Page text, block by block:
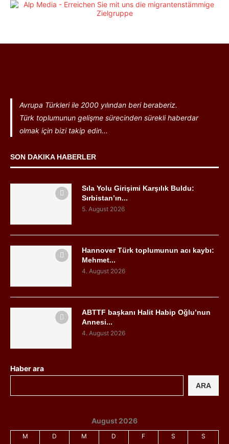
Avrupa Türkleri ile 2000 yılından beri beraberiz.
Türk toplumunun gelişme sürecinden sürekli haberdar
olmak için bizi takip edin...
SON DAKIKA HABERLER
Sıla Yolu Girişimi Karşılık Buldu:
Sırbistan’ın...
5. August 2026
Hannover Türk toplumunun acı kaybı:
Mehmet...
4. August 2026
ABTTF başkanı Halit Habip Oğlu’nun
Annesi...
4. August 2026
Haber ara
ARA
August 2026
M D M D F S S